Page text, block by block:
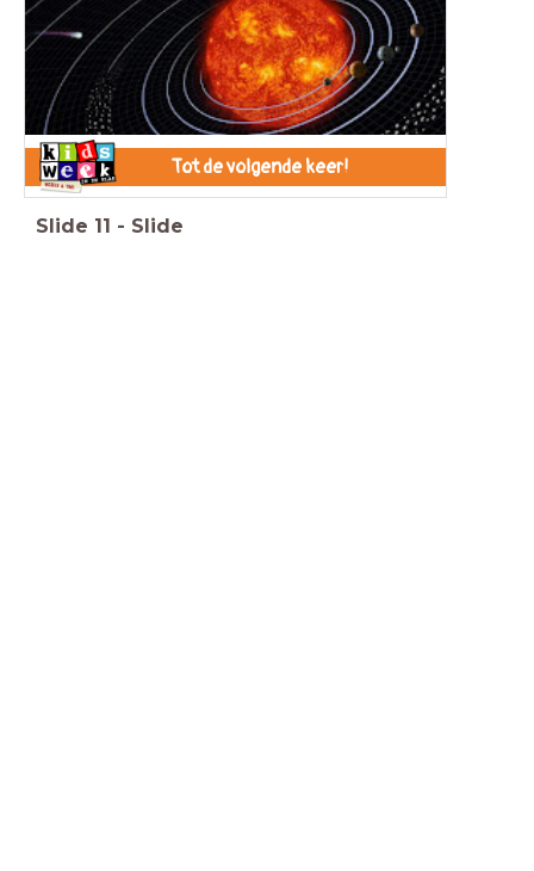
Tot de volgende keer!
Slide 11 - Slide